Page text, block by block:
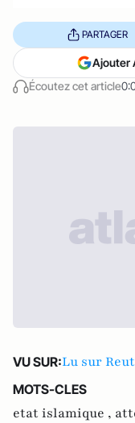
Écoutez cet article
PARTAGER
Ajouter
VU SUR:Lu sur
MOTS-CLES
etat islamique ,